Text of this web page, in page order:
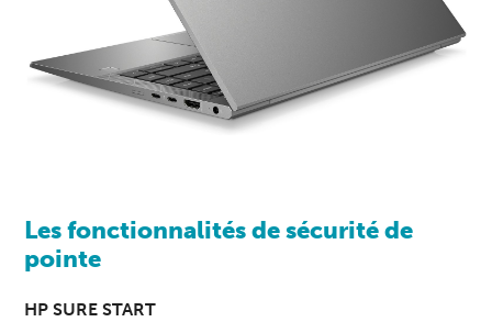
Les fonctionnalités de sécurité de
pointe
HP SURE START